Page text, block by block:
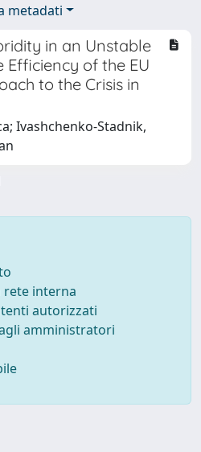
metadati
in an Unstable
Efficiency of the EU
to the Crisis in
Ivashchenko-Stadnik,
rete interna
autorizzati
amministratori